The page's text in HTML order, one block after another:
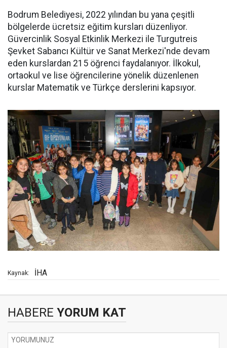
Bodrum Belediyesi, 2022 yılından bu yana çeşitli
bölgelerde ücretsiz eğitim kursları düzenliyor.
Güvercinlik Sosyal Etkinlik Merkezi ile Turgutreis
Şevket Sabancı Kültür ve Sanat Merkezi'nde devam
eden kurslardan 215 öğrenci faydalanıyor. İlkokul,
ortaokul ve lise öğrencilerine yönelik düzenlenen
kurslar Matematik ve Türkçe derslerini kapsıyor.
Kaynak: İHA
HABERE YORUM KAT